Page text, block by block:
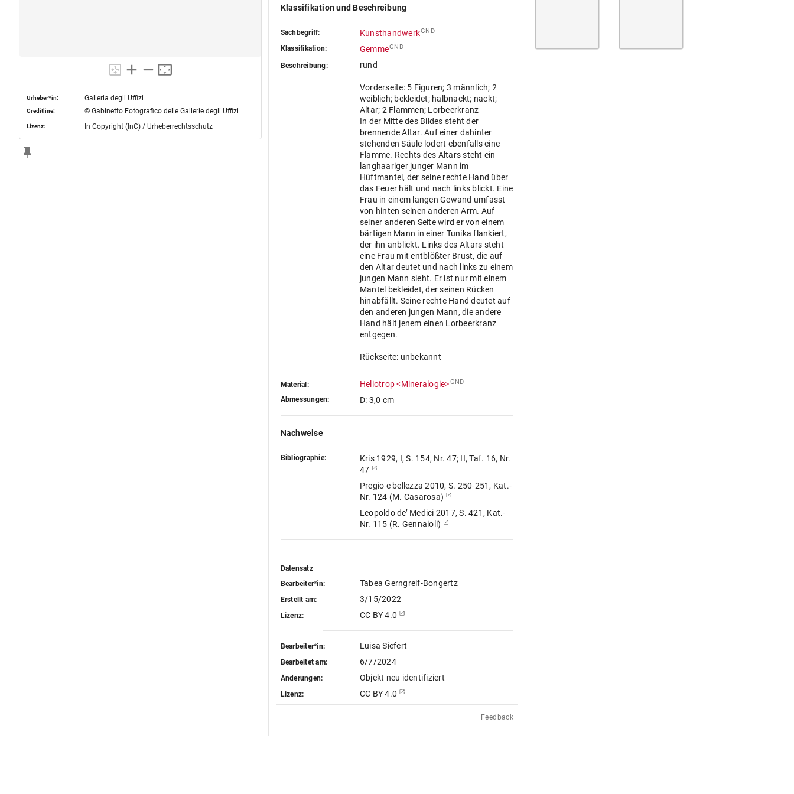
Urheber*in: Galleria degli Uffizi
Creditline: © Gabinetto Fotografico delle Gallerie degli Uffizi
Lizenz: In Copyright (InC) / Urheberrechtsschutz
Klassifikation und Beschreibung
Sachbegriff: KunsthandwerkGND
Klassifikation: GemmeGND
Beschreibung: rund
Vorderseite: 5 Figuren; 3 männlich; 2
weiblich; bekleidet; halbnackt; nackt;
Altar; 2 Flammen; Lorbeerkranz
In der Mitte des Bildes steht der
brennende Altar. Auf einer dahinter
stehenden Säule lodert ebenfalls eine
Flamme. Rechts des Altars steht ein
langhaariger junger Mann im
Hüftmantel, der seine rechte Hand über
das Feuer hält und nach links blickt. Eine
Frau in einem langen Gewand umfasst
von hinten seinen anderen Arm. Auf
seiner anderen Seite wird er von einem
bärtigen Mann in einer Tunika flankiert,
der ihn anblickt. Links des Altars steht
eine Frau mit entblößter Brust, die auf
den Altar deutet und nach links zu einem
jungen Mann sieht. Er ist nur mit einem
Mantel bekleidet, der seinen Rücken
hinabfällt. Seine rechte Hand deutet auf
den anderen jungen Mann, die andere
Hand hält jenem einen Lorbeerkranz
entgegen.
Rückseite: unbekannt
Material: Heliotrop <Mineralogie>GND
Abmessungen: D: 3,0 cm
Nachweise
Bibliographie:
Kris 1929, I, S. 154, Nr. 47; II, Taf. 16, Nr.
47
Pregio e bellezza 2010, S. 250-251, Kat.-
Nr. 124 (M. Casarosa)
Leopoldo de’ Medici 2017, S. 421, Kat.-
Nr. 115 (R. Gennaioli)
Datensatz
Bearbeiter*in:
Tabea Gerngreif-Bongertz
Erstellt am: 3/15/2022
Lizenz: CC BY 4.0
Bearbeiter*in: Luisa Siefert
Bearbeitet am: 6/7/2024
Änderungen: Objekt neu identifiziert
Lizenz: CC BY 4.0
Feedback